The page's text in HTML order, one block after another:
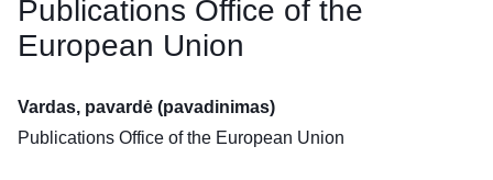
Publications Office of the
European Union
Vardas, pavardė (pavadinimas)
Publications Office of the European Union